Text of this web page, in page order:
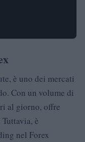
è uno dei mercati
Con un volume di
al giorno, offre
è
nel Forex